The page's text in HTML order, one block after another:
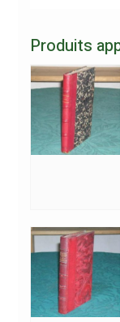
Produits